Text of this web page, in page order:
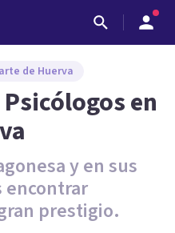
de Huerva
en
y en sus
encontrar
prestigio.